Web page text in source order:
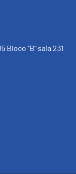
Bloco “B” sala 231